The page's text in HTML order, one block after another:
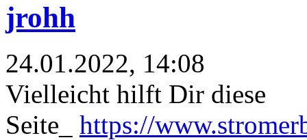
jrohh
24.01.2022, 14:08
Vielleicht hilft Dir diese
Seite_ https://